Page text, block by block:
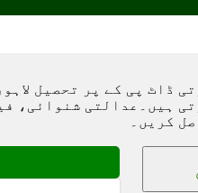
ڈاٹ پی کے پر تحصیل
ہیں۔عدالتی شنوائی،
کریں۔